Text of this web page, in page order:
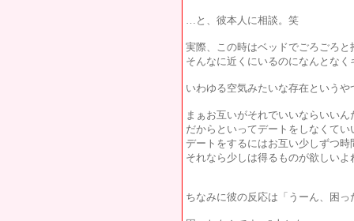
…と、彼本人に相談。笑
実際、この時はベッドでごろごろ
そんなに近くにいるのになんとな
いわゆる空気みたいな存在というや
まぁお互いがそれでいいならいいん
だからといってデートをしなくてい
デートをするにはお互い少しずつ
それなら少しは得るものが欲しい
ちなみに彼の反応は「うーん、困